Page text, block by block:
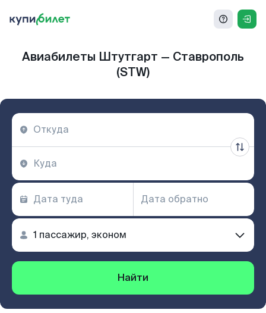
Авиабилеты Штутгарт — Ставрополь
(STW)
Найти